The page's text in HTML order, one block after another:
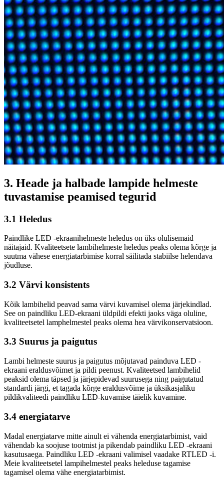
3. Heade ja halbade lampide helmeste
tuvastamise peamised tegurid
3.1 Heledus
Paindlike LED -ekraanihelmeste heledus on üks olulisemaid
näitajaid. Kvaliteetsete lambihelmeste heledus peaks olema kõrge ja
suutma vähese energiatarbimise korral säilitada stabiilse helendava
jõudluse.
3.2 Värvi konsistents
Kõik lambihelid peavad sama värvi kuvamisel olema järjekindlad.
See on paindliku LED-ekraani üldpildi efekti jaoks väga oluline,
kvaliteetsetel lamphelmestel peaks olema hea värvikonservatsioon.
3.3 Suurus ja paigutus
Lambi helmeste suurus ja paigutus mõjutavad painduva LED -
ekraani eraldusvõimet ja pildi peenust. Kvaliteetsed lambihelid
peaksid olema täpsed ja järjepidevad suurusega ning paigutatud
standardi järgi, et tagada kõrge eraldusvõime ja üksikasjaliku
pildikvaliteedi paindliku LED-kuvamise täielik kuvamine.
3.4 energiatarve
Madal energiatarve mitte ainult ei vähenda energiatarbimist, vaid
vähendab ka soojuse tootmist ja pikendab paindliku LED -ekraani
kasutusaega. Paindliku LED -ekraani valimisel vaadake RTLED -i.
Meie kvaliteetsetel lampihelmestel peaks heleduse tagamise
tagamisel olema vähe energiatarbimist.